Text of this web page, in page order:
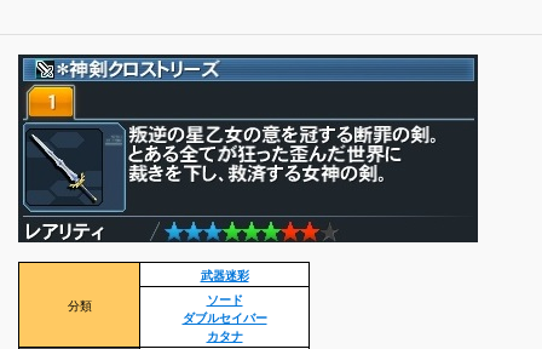
分類
武器迷彩
ソード
ダブルセイバー
カタナ